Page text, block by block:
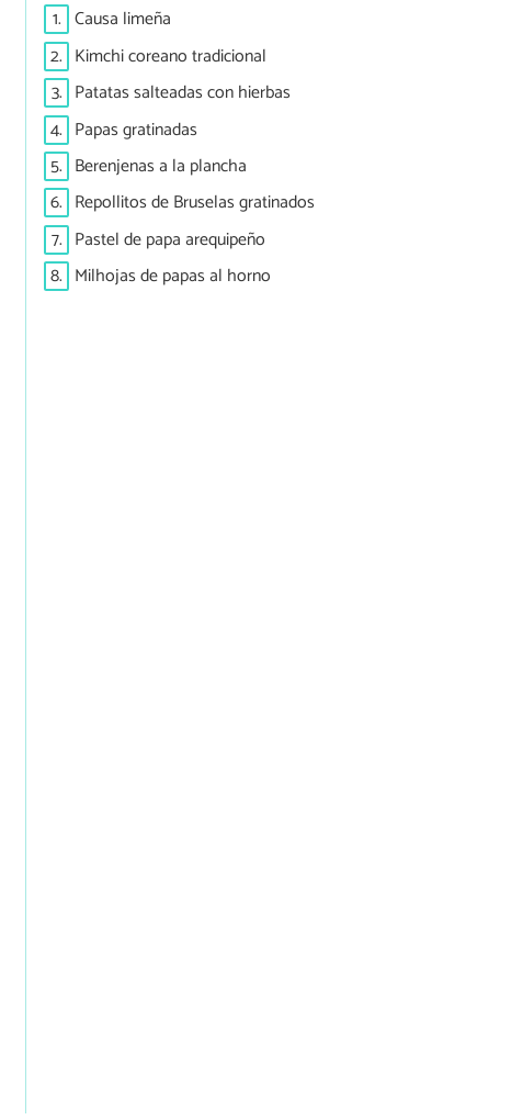
1. Causa limeña
2. Kimchi coreano tradicional
3. Patatas salteadas con hierbas
4. Papas gratinadas
5. Berenjenas a la plancha
6. Repollitos de Bruselas gratinados
7. Pastel de papa arequipeño
8. Milhojas de papas al horno